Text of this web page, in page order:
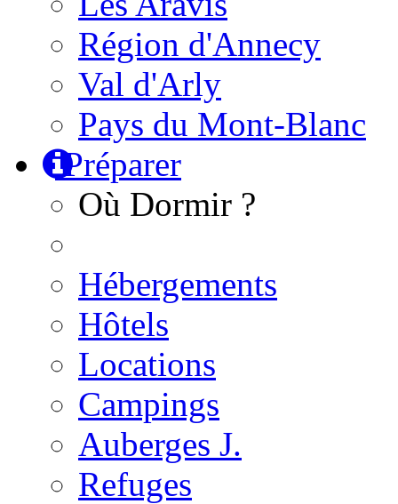
Région d'Annecy
Val d'Arly
Pays du Mont-Blanc
Préparer
Où Dormir ?
Hébergements
Hôtels
Locations
Campings
Auberges J.
Refuges